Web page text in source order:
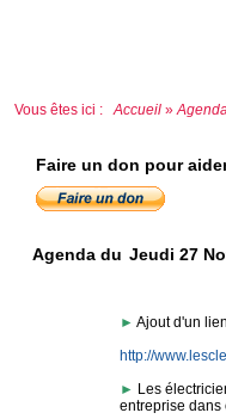
Vous êtes ici : Accueil »
Faire un don pour
Agenda du Jeudi 27
► Ajout d'un
http://
► Les
entreprise dans